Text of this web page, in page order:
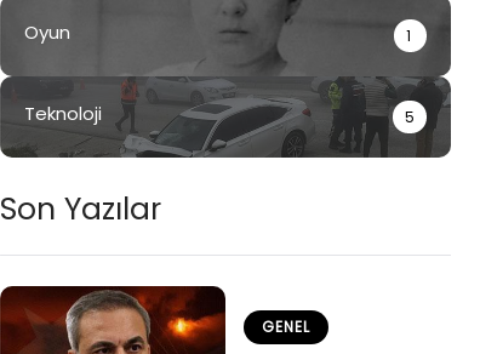
Oyun 1
Teknoloji 5
Son Yazılar
GENEL